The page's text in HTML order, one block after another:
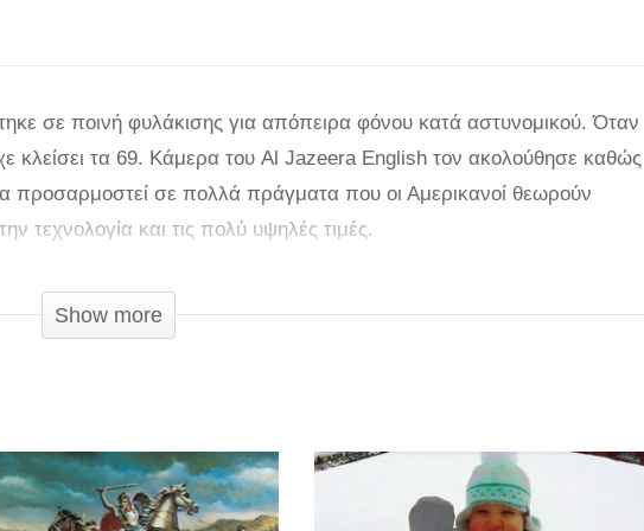
σε ποινή φυλάκισης για απόπειρα φόνου κατά αστυνομικού. Όταν
κλείσει τα 69. Κάμερα του Al Jazeera English τον ακολούθησε καθώς
προσαρμοστεί σε πολλά πράγματα που οι Αμερικανοί θεωρούν
τεχνολογία και τις πολύ υψηλές τιμές.
έγκλημα που ομολόγησε, όπως γράφει η Daily Mail. Έχασε επαφή με την
του ο κόσμος έξω άλλαζε. Κοιτάζοντας πίσω, διατηρεί όμορφες
Ο ίδιος περιγράφει πως ήταν «βασικά μόνος» αλλά ευτυχώς
στο Χάρλεμ που προσφέρει στέγη και άλλες υπηρεσίες σε
Show more